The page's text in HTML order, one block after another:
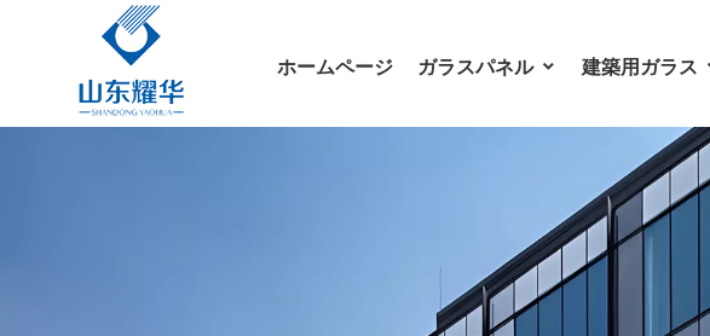
ホームページ ガラスパネル 建築用ガラス